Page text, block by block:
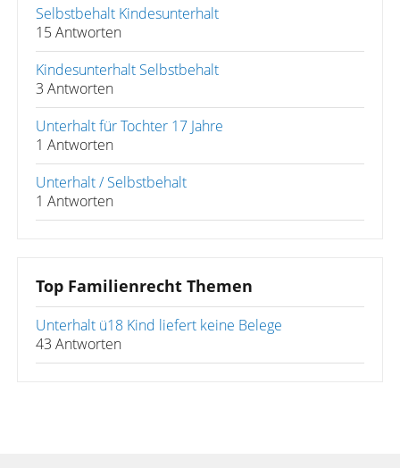
Selbstbehalt Kindesunterhalt
15 Antworten
Kindesunterhalt Selbstbehalt
3 Antworten
Unterhalt für Tochter 17 Jahre
1 Antworten
Unterhalt / Selbstbehalt
1 Antworten
Top Familienrecht Themen
Unterhalt ü18 Kind liefert keine Belege
43 Antworten